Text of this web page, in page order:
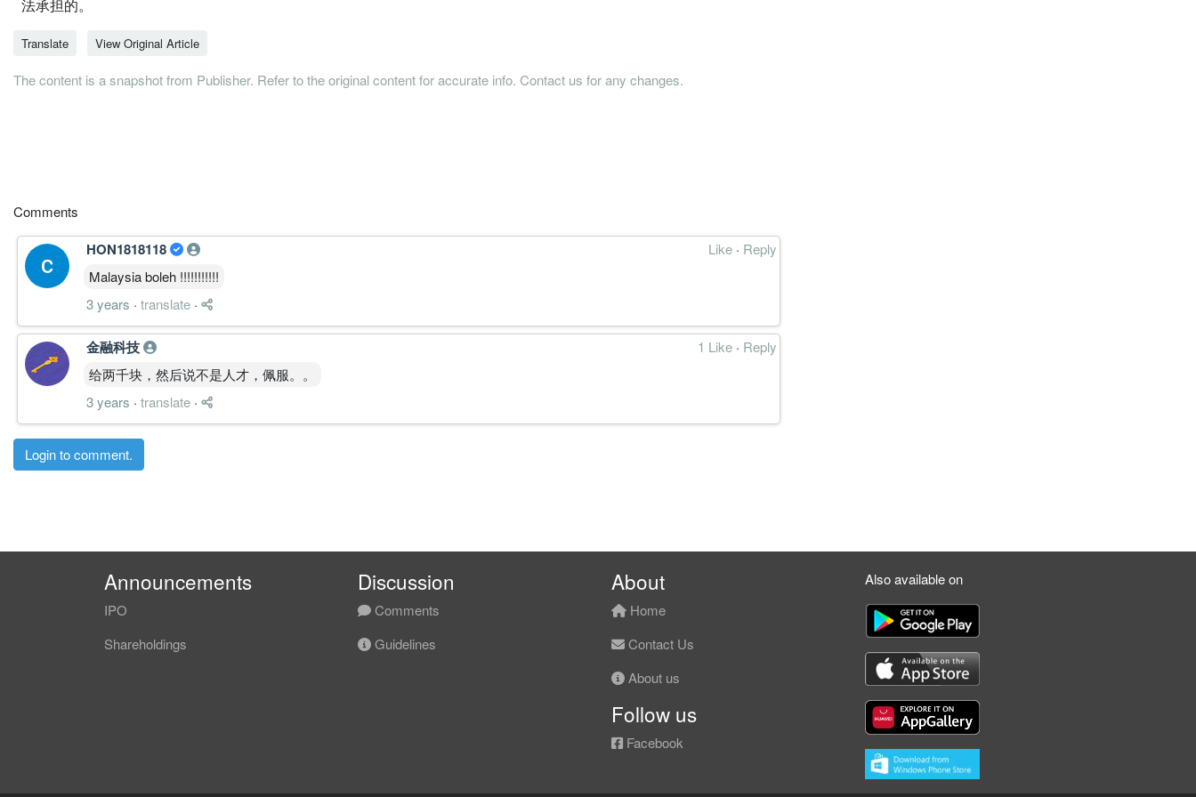
法承担的。
Translate View Original Article
The content is a snapshot from Publisher. Refer to the original content for accurate info. Contact us for any changes.
Comments
HON1818118 Like · Reply
Malaysia boleh !!!!!!!!!!!
3 years · translate ·
金融科技 1 Like · Reply
给两千块，然后说不是人才，佩服。。
3 years · translate ·
Login to comment.
Announcements
IPO
Shareholdings
Discussion
Comments
Guidelines
About
Home
Contact Us
About us
Follow us
Facebook
Also available on